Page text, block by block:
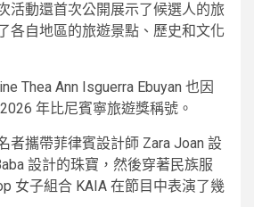
活動還首次公開展示了候選人的旅
各自地區的旅遊景點、歷史和文化
Thea Ann Isguerra Ebuyan 也因
年比尼賓寧旅遊獎稱號。
者攜帶菲律賓設計師 Zara Joan 設
設計的珠寶，然後穿著民族服
女子組合 KAIA 在節目中表演了幾